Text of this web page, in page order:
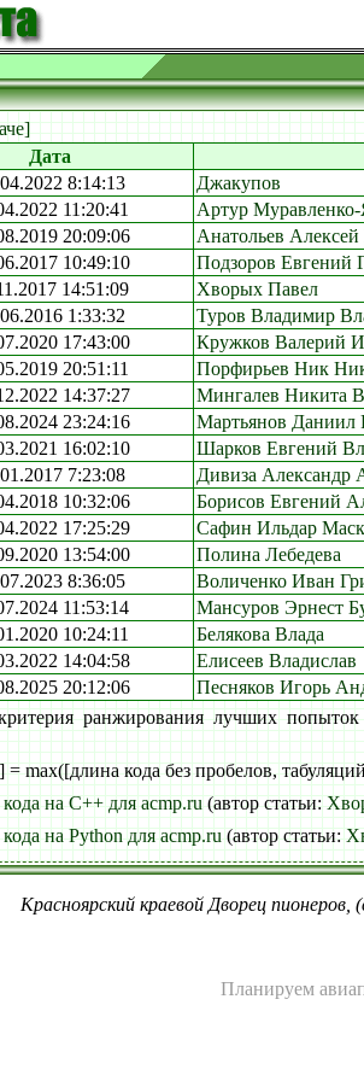
Дата
8:14:13 Джакупов
11:20:41 Артур
20:09:06 Анатольев
10:49:10 Подзоров Евгений
14:51:09 Хворых Павел
1:33:32 Туров Владимир
17:43:00 Кружков Валерий
20:51:11 Порфирьев Ник
14:37:27 Мингалев Никита
23:24:16 Мартьянов Даниил
16:02:10 Шарков Евгений
7:23:08 Дивиза Александр
10:32:06 Борисов Евгений
17:25:29 Сафин Ильдар
13:54:00 Полина Лебедева
8:36:05 Воличенко Иван
11:53:14 Мансуров Эрнест
10:24:11 Белякова Влада
14:04:58 Елисеев Владислав
20:12:06 Песняков Игорь
ранжирования лучших
= max([длина кода без пробелов,
на C++ для acmp.ru(автор статьи:
на Python для acmp.ru(автор статьи:
Красноярский краевой Дворец
Планируем